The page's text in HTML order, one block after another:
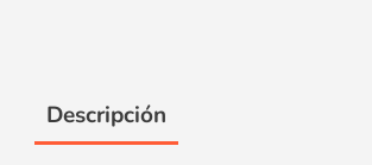
Descripción